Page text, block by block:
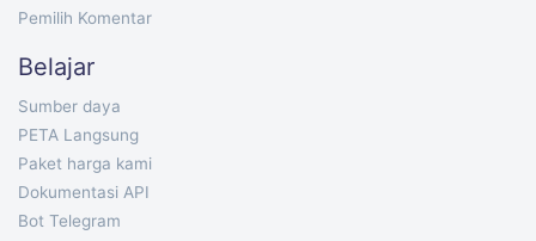
Pemilih Komentar
Belajar
Sumber daya
PETA Langsung
Paket harga kami
Dokumentasi API
Bot Telegram